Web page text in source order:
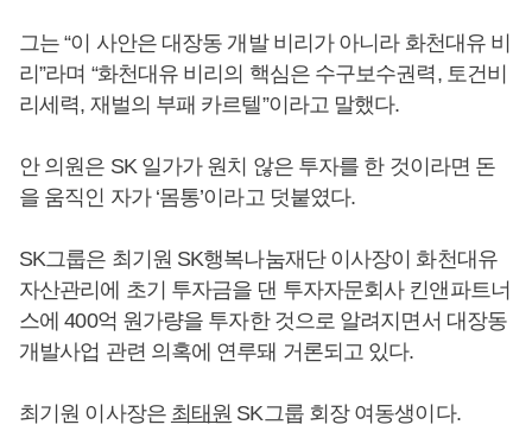
그는 “이 사안은 대장동 개발 비리가 아니라 화천대유 비
리”라며 “화천대유 비리의 핵심은 수구보수권력, 토건비
리세력, 재벌의 부패 카르텔”이라고 말했다.
안 의원은 SK 일가가 원치 않은 투자를 한 것이라면 돈
을 움직인 자가 ‘몸통’이라고 덧붙였다.
SK그룹은 최기원 SK행복나눔재단 이사장이 화천대유
자산관리에 초기 투자금을 댄 투자자문회사 킨앤파트너
스에 400억 원가량을 투자한 것으로 알려지면서 대장동
개발사업 관련 의혹에 연루돼 거론되고 있다.
최기원 이사장은 최태원 SK그룹 회장 여동생이다.